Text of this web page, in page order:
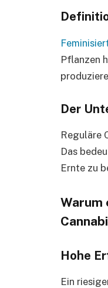
Pflanzen
Der
Reguläre
Das
Ernte zu
Warum
Hohe
Ein